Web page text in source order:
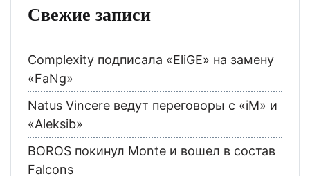
Свежие записи
Complexity подписала «EliGE» на замену
«FaNg»
Natus Vincere ведут переговоры с «iM» и
«Aleksib»
BOROS покинул Monte и вошел в состав
Falcons